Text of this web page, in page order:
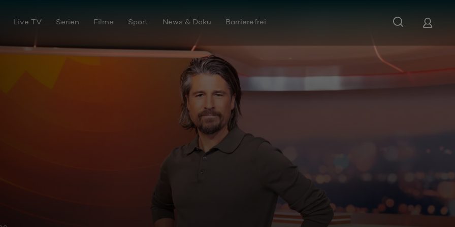
Live TV Serien Filme Sport News & Doku Barrierefrei